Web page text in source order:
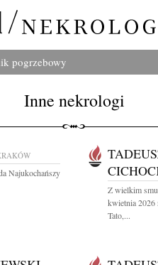
pogrzebowy
Inne nekrologi
Najukochańszy
Z wielkim
kwietnia 2026
Tato,...